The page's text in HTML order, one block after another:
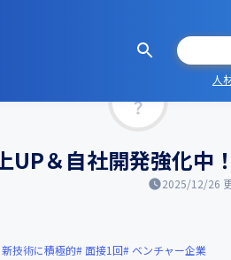
人
＆自社開発強化中！
2025/12/26
新技術に積極的 面接1回 ベンチャー企業